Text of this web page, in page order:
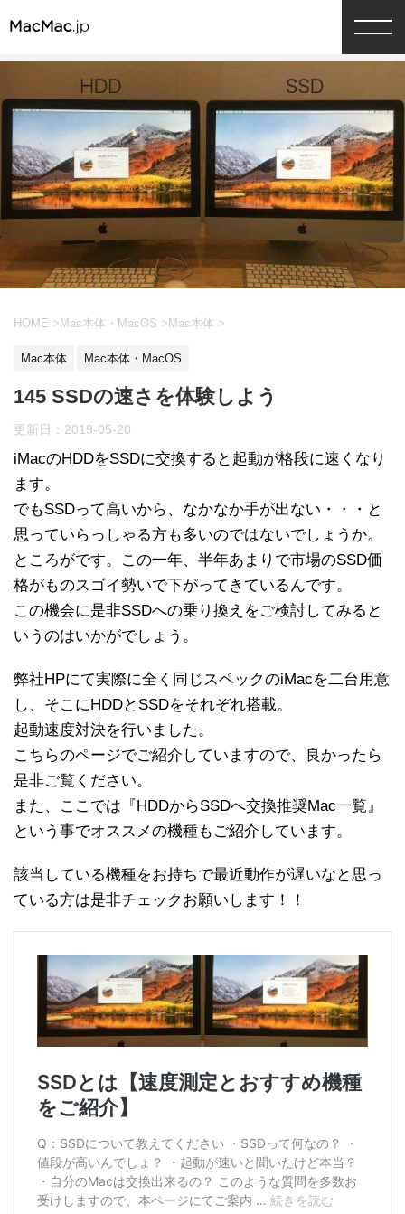
HOME > Mac本体・MacOS > Mac本体 >
Mac本体 Mac本体・MacOS
145 SSDの速さを体験しよう
更新日： 2019-05-20
iMacのHDDをSSDに交換すると起動が格段に速くなり
ます。
でもSSDって高いから、なかなか手が出ない・・・と
思っていらっしゃる方も多いのではないでしょうか。
ところがです。この一年、半年あまりで市場のSSD価
格がものスゴイ勢いで下がってきているんです。
この機会に是非SSDへの乗り換えをご検討してみると
いうのはいかがでしょう。
弊社HPにて実際に全く同じスペックのiMacを二台用意
し、そこにHDDとSSDをそれぞれ搭載。
起動速度対決を行いました。
こちらのページでご紹介していますので、良かったら
是非ご覧ください。
また、ここでは『HDDからSSDへ交換推奨Mac一覧』
という事でオススメの機種もご紹介しています。
該当している機種をお持ちで最近動作が遅いなと思っ
ている方は是非チェックお願いします！！